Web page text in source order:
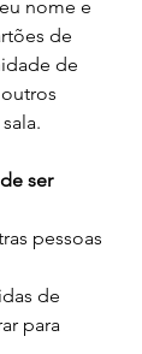
nome e
de
de
ser
pessoas
de
para